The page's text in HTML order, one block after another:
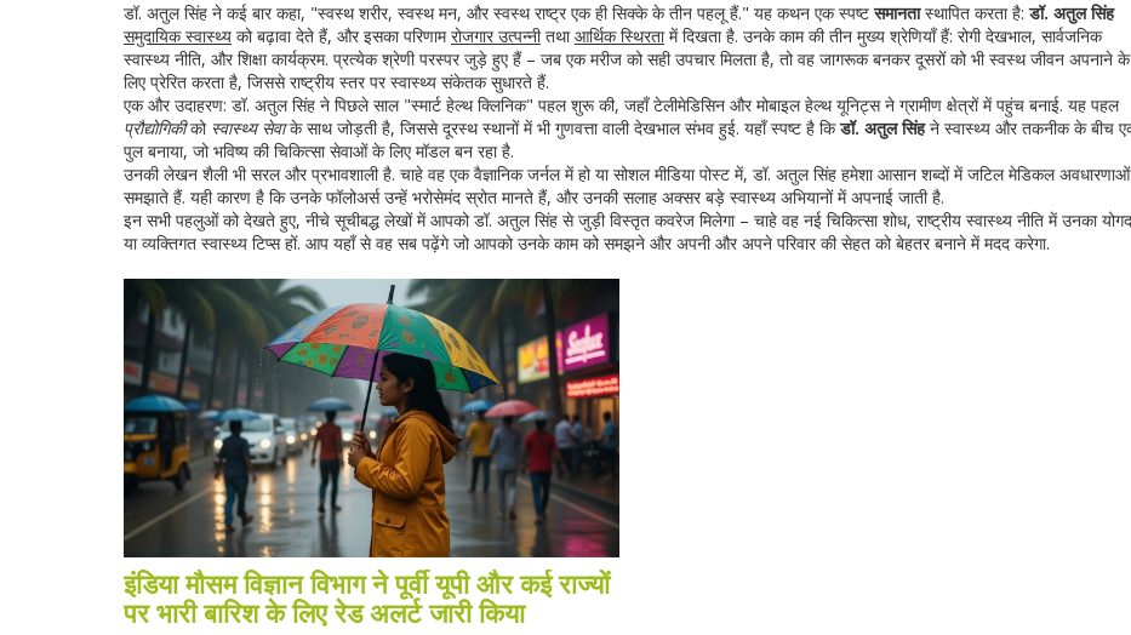
डॉ. अतुल सिंह ने कई बार कहा, "स्वस्थ शरीर, स्वस्थ मन, और स्वस्थ राष्ट्र एक ही सिक्के के तीन पहलू हैं." यह कथन एक स्पष्टसमानतास्थापित करता है:डॉ. अतुल सिंह
समुदायिक स्वास्थ्य को बढ़ावा देते हैं, और इसका परिणामरोजगार उत्पन्नीतथाआर्थिक स्थिरतामें दिखता है. उनके काम की तीन मुख्य श्रेणियाँ हैं: रोगी देखभाल, सार्वजनिक
स्वास्थ्य नीति, और शिक्षा कार्यक्रम. प्रत्येक श्रेणी परस्पर जुड़े हुए हैं – जब एक मरीज को सही उपचार मिलता है, तो वह जागरूक बनकर दूसरों को भी स्वस्थ जीवन अपनाने के
लिए प्रेरित करता है, जिससे राष्ट्रीय स्तर पर स्वास्थ्य संकेतक सुधारते हैं.
एक और उदाहरण: डॉ. अतुल सिंह ने पिछले साल "स्मार्ट हेल्थ क्लिनिक" पहल शुरू की, जहाँ टेलीमेडिसिन और मोबाइल हेल्थ यूनिट्स ने ग्रामीण क्षेत्रों में पहुंच बनाई. यह पहल
प्रौद्योगिकीको स्वास्थ्य सेवाके साथ जोड़ती है, जिससे दूरस्थ स्थानों में भी गुणवत्ता वाली देखभाल संभव हुई. यहाँ स्पष्ट है किडॉ. अतुल सिंहने स्वास्थ्य और तकनीक के बीच
पुल बनाया, जो भविष्य की चिकित्सा सेवाओं के लिए मॉडल बन रहा है.
उनकी लेखन शैली भी सरल और प्रभावशाली है. चाहे वह एक वैज्ञानिक जर्नल में हो या सोशल मीडिया पोस्ट में, डॉ. अतुल सिंह हमेशा आसान शब्दों में जटिल मेडिकल
समझाते हैं. यही कारण है कि उनके फॉलोअर्स उन्हें भरोसेमंद स्रोत मानते हैं, और उनकी सलाह अक्सर बड़े स्वास्थ्य अभियानों में अपनाई जाती है.
इन सभी पहलुओं को देखते हुए, नीचे सूचीबद्ध लेखों में आपको डॉ. अतुल सिंह से जुड़ी विस्तृत कवरेज मिलेगा – चाहे वह नई चिकित्सा शोध, राष्ट्रीय स्वास्थ्य नीति में उनका
या व्यक्तिगत स्वास्थ्य टिप्स हों. आप यहाँ से वह सब पढ़ेंगे जो आपको उनके काम को समझने और अपनी और अपने परिवार की सेहत को बेहतर बनाने में मदद करेगा.
इंडिया मौसम विज्ञान विभाग ने पूर्वी यूपी और कई राज्यों
पर भारी बारिश के लिए रेड अलर्ट जारी किया